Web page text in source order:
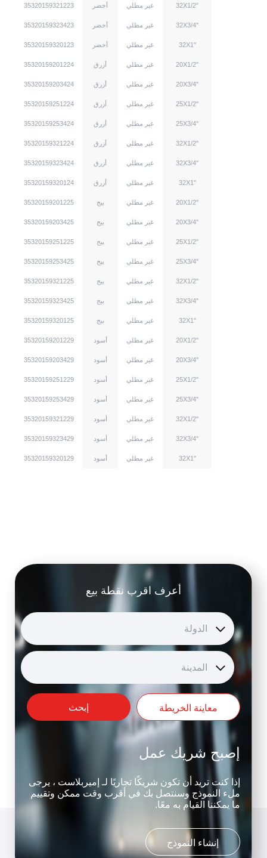
35320159321223 أخضر غير مطلي 32X1/2''
35320159323423 أخضر غير مطلي 32X3/4''
35320159320123 أخضر غير مطلي 32X1''
35320159201224 أزرق غير مطلي 20X1/2''
35320159203424 أزرق غير مطلي 20X3/4''
35320159251224 أزرق غير مطلي 25X1/2''
35320159253424 أزرق غير مطلي 25X3/4''
35320159321224 أزرق غير مطلي 32X1/2''
35320159323424 أزرق غير مطلي 32X3/4''
35320159320124 أزرق غير مطلي 32X1''
35320159201225 بيج غير مطلي 20X1/2''
35320159203425 بيج غير مطلي 20X3/4''
35320159251225 بيج غير مطلي 25X1/2''
35320159253425 بيج غير مطلي 25X3/4''
35320159321225 بيج غير مطلي 32X1/2''
35320159323425 بيج غير مطلي 32X3/4''
35320159320125 بيج غير مطلي 32X1''
35320159201229 أسود غير مطلي 20X1/2''
35320159203429 أسود غير مطلي 20X3/4''
35320159251229 أسود غير مطلي 25X1/2''
35320159253429 أسود غير مطلي 25X3/4''
35320159321229 أسود غير مطلي 32X1/2''
35320159323429 أسود غير مطلي 32X3/4''
35320159320129 أسود غير مطلي 32X1''
أعرف اقرب نقطة بيع
الدولة
المدينة
معاينة الخريطة إبحث
إصبح شريك عمل
إذا كنت تريد أن تكون شريكًا تجاريًا لـ إميربلاست ، يرجى
ملء النموذج وسنتصل بك في أقرب وقت ممكن وتقييم
ما يمكننا القيام به معًا.
إنشاء النموذج